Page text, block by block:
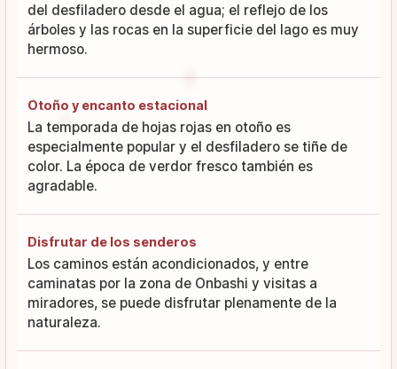
del desfiladero desde el agua; el reflejo de los
árboles y las rocas en la superficie del lago es muy
hermoso.
Otoño y encanto estacional
La temporada de hojas rojas en otoño es
especialmente popular y el desfiladero se tiñe de
color. La época de verdor fresco también es
agradable.
Disfrutar de los senderos
Los caminos están acondicionados, y entre
caminatas por la zona de Onbashi y visitas a
miradores, se puede disfrutar plenamente de la
naturaleza.